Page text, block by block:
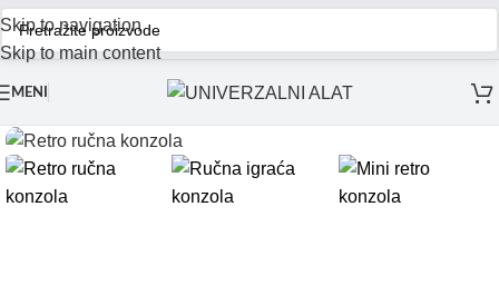
Skip to navigation
Skip to main content
MENI